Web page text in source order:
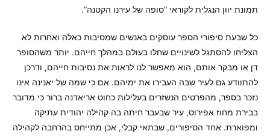
תמונת יוון הנגלית לקוראי “סופה של עירנו הקטנה”.
כל שבעת סיפורי הספר עוסקים באנשים שמסיבות כאלה ואחרות לא
הצליחו להסתגל לשינויים שחלו בעולם במהלך חייהם. יותר משהסופר
דן או מבקר אותם, הוא מאפשר לנו לראות את נסיבות חייהם, ודרכן
להתוודע גם לעיר שבה העבירו את ימיהם. אם כי שמה של יאנינה אינו
נזכר בספר, מהפרטים הנשזרים בעלילות כחוט אריאדנה ברור כי מדובר
בבירת מחוז אפירוס, עיר שבעבר חיתה בה קהילה יהודית עתיקה
ומפוארת. אחד הסיפורים, שבתאי קבלי, אכן מתייחס בהרחבה לקהילה